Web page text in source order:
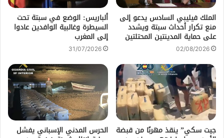
الملك فيليبي السادس يدعو إلى
منع تكرار أحداث سبتة ويشدد
على حماية المدينتين المحتلتين
02/08/2026
ألباريس: الوضع في سبتة تحت
السيطرة وغالبية الوافدين عادوا
إلى المغرب
31/07/2026
جيت سكي” ينقذ مهربًا من قبضة الحرس المدني الإسباني يفشل